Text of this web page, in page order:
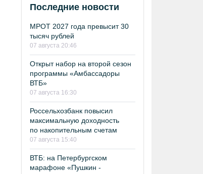
Последние новости
МРОТ 2027 года превысит 30
тысяч рублей
07 августа 20:46
Открыт набор на второй сезон
программы «Амбассадоры
ВТБ»
07 августа 16:30
Россельхозбанк повысил
максимальную доходность
по накопительным счетам
07 августа 15:40
ВТБ: на Петербургском
марафоне «Пушкин -